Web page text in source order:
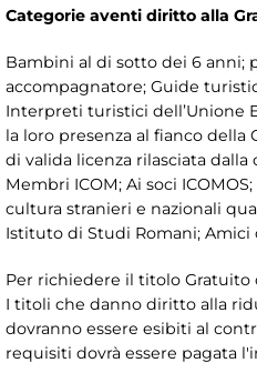
Categorie aventi diritto alla
Bambini al di sotto dei 6 anni;
accompagnatore; Guide
Interpreti turistici dell’Unione
la loro presenza al fianco
di valida licenza rilasciata
Membri ICOM; Ai soci
cultura stranieri e nazionali
Istituto di Studi Romani; Amici
Per richiedere il titolo Gratuito
I titoli che danno diritto alla
dovranno essere esibiti al
requisiti dovrà essere pagata